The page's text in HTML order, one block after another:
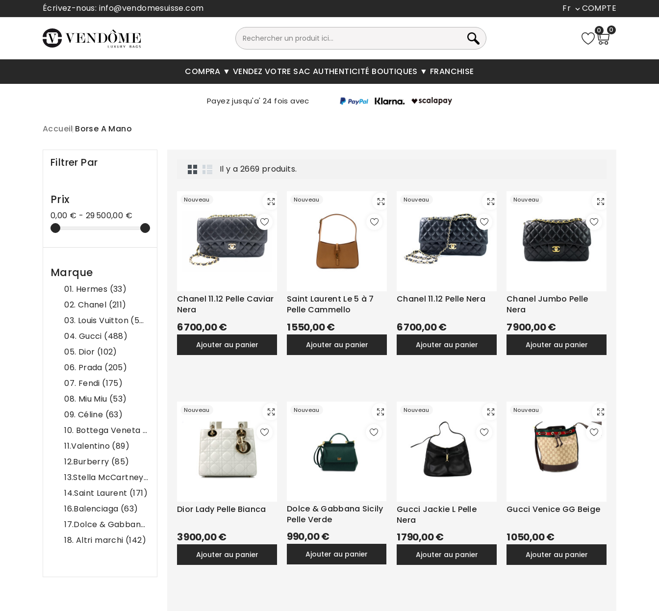
Écrivez-nous: info@vendomesuisse.com Fr 
0 0
COMPRA VENDEZ VOTRE SAC AUTHENTICITÉ BOUTIQUES FRANCHISE
Accueil Borse A Mano
Filtrer Par
Prix
0,00 € - 29 500,00 €
Marque
01. Hermes (33)
02. Chanel (211)
03. Louis Vuitton (549)
04. Gucci (488)
05. Dior (102)
06. Prada (205)
07. Fendi (175)
08. Miu Miu (53)
09. Céline (63)
10. Bottega Veneta
(69)
11.Valentino (89)
12.Burberry (85)
13.Stella McCartney(87)
14.Saint Laurent (171)
16.Balenciaga (63)
17.Dolce & Gabbana
18. Altri marchi (142)
Il y a 2669 produits.
Nouveau
Chanel 11.12 Pelle Caviar
Nera
6 700,00 €
ajouter au panier
Nouveau
Saint Laurent Le 5 à 7
Pelle Cammello
1 550,00 €
ajouter au panier
Nouveau
Chanel 11.12 Pelle Nera
6 700,00 €
ajouter au panier
Nouveau
Chanel Jumbo Pelle
Nera
7 900,00 €
ajouter au panier
Nouveau
Dior Lady Pelle Bianca
3 900,00 €
ajouter au panier
Nouveau
Dolce & Gabbana Sicily
Pelle Verde
990,00 €
ajouter au panier
Nouveau
Gucci Jackie L Pelle
Nera
1 790,00 €
ajouter au panier
Nouveau
Gucci Venice GG Beige
1 050,00 €
ajouter au panier